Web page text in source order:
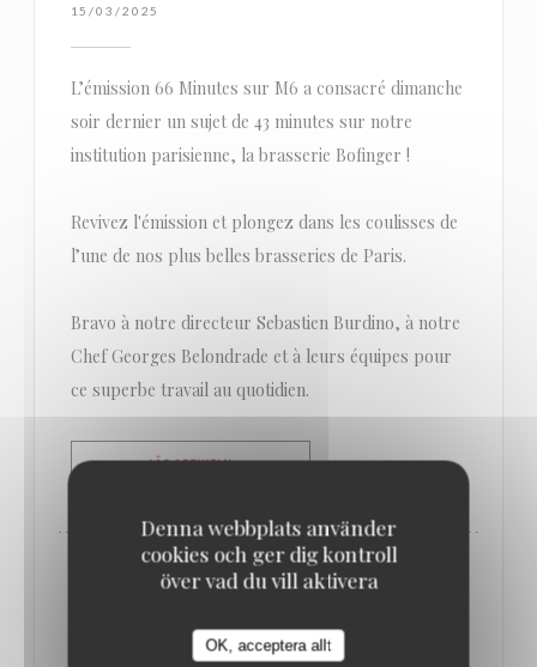
Denna webbplats använder
cookies och ger dig kontroll
över vad du vill aktivera
OK, acceptera allt
15/03/2025
L’émission 66 Minutes sur M6 a consacré dimanche
soir dernier un sujet de 43 minutes sur notre
institution parisienne, la brasserie Bofinger !
Revivez l'émission et plongez dans les coulisses de
l’une de nos plus belles brasseries de Paris.
Bravo à notre directeur Sebastien Burdino, à notre
Chef Georges Belondrade et à leurs équipes pour
ce superbe travail au quotidien.
LÄS ARTIKELN((ÖPPNAS I ETT NYTT FÖNSTER))